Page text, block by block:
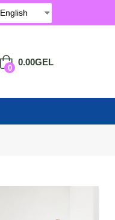
English
0
0.00GEL